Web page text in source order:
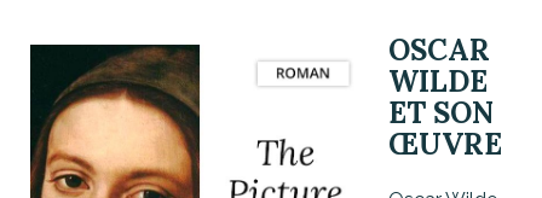
OSCAR
WILDE
ET SON
ŒUVRE